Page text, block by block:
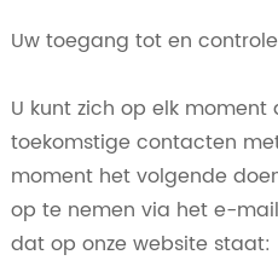
Uw toegang tot en
U kunt zich op elk
toekomstige contacten
moment het volgende
op te nemen via het e-
dat op onze website staat: